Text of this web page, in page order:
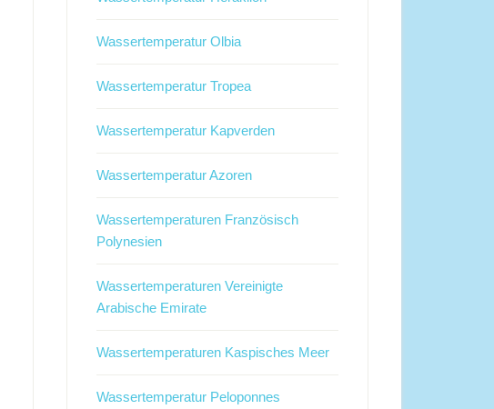
Wassertemperatur Olbia
Wassertemperatur Tropea
Wassertemperatur Kapverden
Wassertemperatur Azoren
Wassertemperaturen Französisch
Polynesien
Wassertemperaturen Vereinigte
Arabische Emirate
Wassertemperaturen Kaspisches Meer
Wassertemperatur Peloponnes